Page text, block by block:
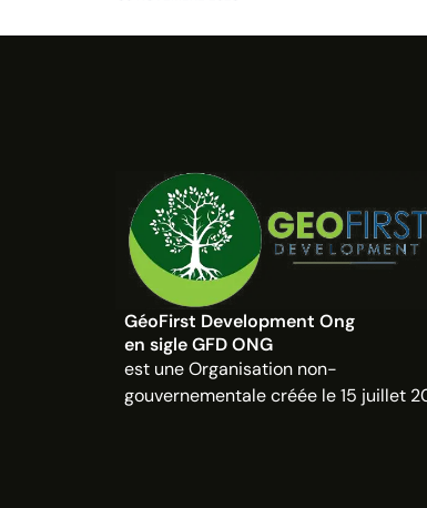
GéoFirst Development Ong
en sigle GFD ONG
est une Organisation non-
gouvernementale créée le 15 juillet